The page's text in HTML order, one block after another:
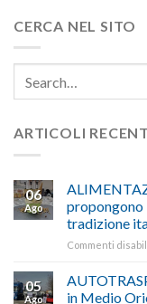
CERCA NEL SITO
ARTICOLI
06
Ago
propongono
tradizione
Commenti
05
Ago
in Medio